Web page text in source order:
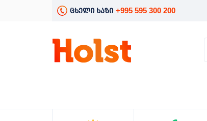
ცხელი ხაზი +995 595 300 200